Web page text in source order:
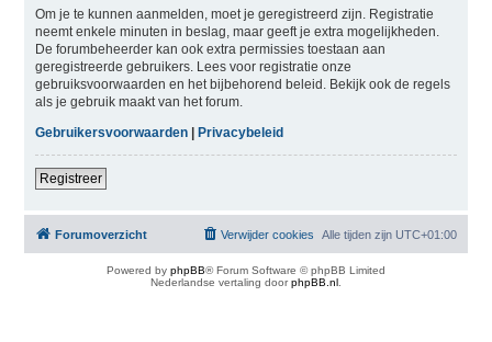
Om je te kunnen aanmelden, moet je geregistreerd zijn. Registratie
neemt enkele minuten in beslag, maar geeft je extra mogelijkheden.
De forumbeheerder kan ook extra permissies toestaan aan
geregistreerde gebruikers. Lees voor registratie onze
gebruiksvoorwaarden en het bijbehorend beleid. Bekijk ook de regels
als je gebruik maakt van het forum.
Gebruikersvoorwaarden| Privacybeleid
Registreer
Forumoverzicht Alle tijden zijn UTC+01:00
Verwijder cookies
Powered by phpBB® Forum Software © phpBB Limited
Nederlandse vertaling doorphpBB.nl